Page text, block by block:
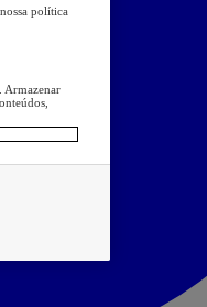
política
Armazenar